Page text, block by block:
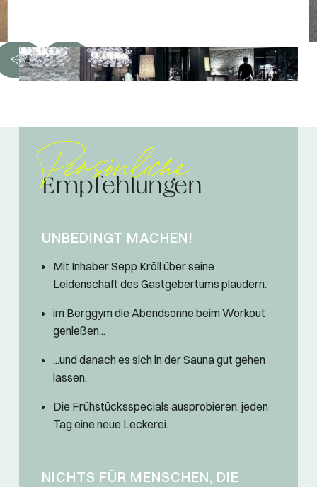
Persönliche
Empfehlungen
UNBEDINGT MACHEN!
Mit Inhaber Sepp Kröll über seine
Leidenschaft des Gastgebertums plaudern.
im Berggym die Abendsonne beim Workout
genießen...
...und danach es sich in der Sauna gut gehen
lassen.
Die Frühstücksspecials ausprobieren, jeden
Tag eine neue Leckerei.
NICHTS FÜR MENSCHEN, DIE